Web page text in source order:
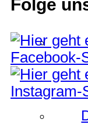
Folge